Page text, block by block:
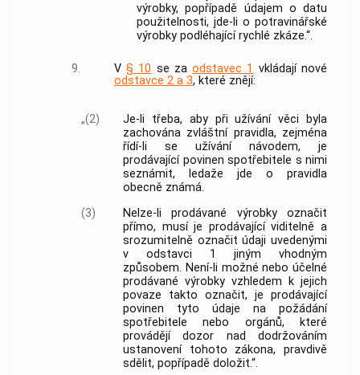
výrobky, popřípadě údajem o datu
použitelnosti, jde-li o potravinářské
výrobky podléhající rychlé zkáze.“.
9. V§ 10 se zaodstavec 1 vkládají nové
odstavce 2 a 3, které znějí:
„(2)
Je-li třeba, aby při užívání věci byla
zachována zvláštní pravidla, zejména
řídí-li se užívání návodem, je
prodávající povinen spotřebitele s nimi
seznámit, ledaže jde o pravidla
obecně známá.
(3)
Nelze-li prodávané výrobky označit
přímo, musí je prodávající viditelně a
srozumitelně označit údaji uvedenými
v odstavci 1 jiným vhodným
způsobem. Není-li možné nebo účelné
prodávané výrobky vzhledem k jejich
povaze takto označit, je prodávající
povinen tyto údaje na požádání
spotřebitele nebo orgánů, které
provádějí dozor nad dodržováním
ustanovení tohoto zákona, pravdivě
sdělit, popřípadě doložit.“.